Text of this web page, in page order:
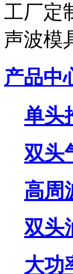
工厂定
声波模
产品中
单头
双头
高周
双头
大功